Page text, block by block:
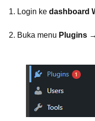
Login ke dashboard
Buka menu Plugins